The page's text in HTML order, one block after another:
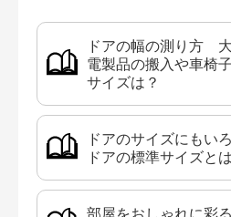
ドアの幅の測り方
電製品の搬入や車椅
サイズは？
ドアのサイズにもい
ドアの標準サイズと
部屋をおしゃれに彩